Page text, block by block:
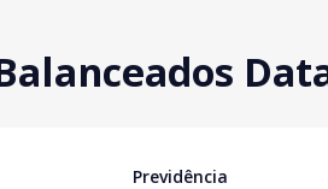
Previdência